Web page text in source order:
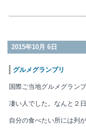
2015年10月 6日
グルメグランプリ
国際ご当地グルメグラン
凄い人でした。なんと２
自分の食べたい所には列